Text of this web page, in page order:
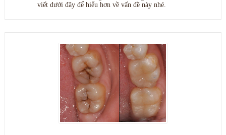
viết dưới đây để hiểu hơn về vấn đề này nhé.